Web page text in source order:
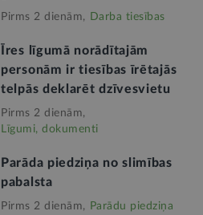
Pirms 2 dienām, Darba tiesības
Īres līgumā norādītajām
personām ir tiesības īrētajās
telpās deklarēt dzīvesvietu
Pirms 2 dienām,
Līgumi, dokumenti
Parāda piedziņa no slimības
pabalsta
Pirms 2 dienām, Parādu piedziņa